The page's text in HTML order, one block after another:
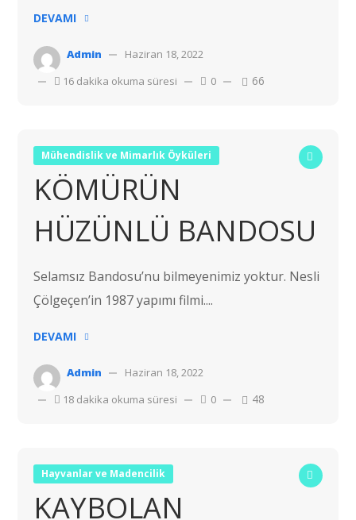
DEVAMI
Admin
Haziran 18, 2022
16 dakika okuma süresi
0 66
Mühendislik ve Mimarlık Öyküleri
KÖMÜRÜN
HÜZÜNLÜ BANDOSU
Selamsız Bandosu’nu bilmeyenimiz yoktur. Nesli
Çölgeçen’in 1987 yapımı filmi....
DEVAMI
Admin
Haziran 18, 2022
18 dakika okuma süresi
0 48
Hayvanlar ve Madencilik
KAYBOLAN